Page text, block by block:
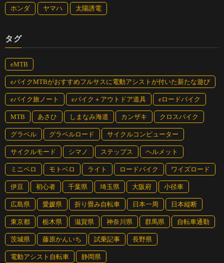
ホンダ ヤマハ 太陽誘電
タグ
eMTB
eバイクMTBがおすすめフルサスに電動アシストが付いた新たな遊び
eバイク旅ノート eバイク＋アウトドア道具 eロードバイク
MTB あさひ しまなみ海道 カンザキ クロスバイク
グラベル グラベルロード サイクルコンピューター
サイクルモード シマノ ステップス ヘルメット
ミニベロ モトベロ ライト ロードバイク ワイズロード
伊豆 初心者 千葉県 埼玉県 大阪府 小径車
広島県 愛媛県 折り畳み自転車 日本一周 日本縦断
東京都 栃木県 滋賀県 神奈川県 群馬県 自転車通勤
茨城県 藤原かんいち 試乗記事 長野県
電動アシスト自転車 静岡県